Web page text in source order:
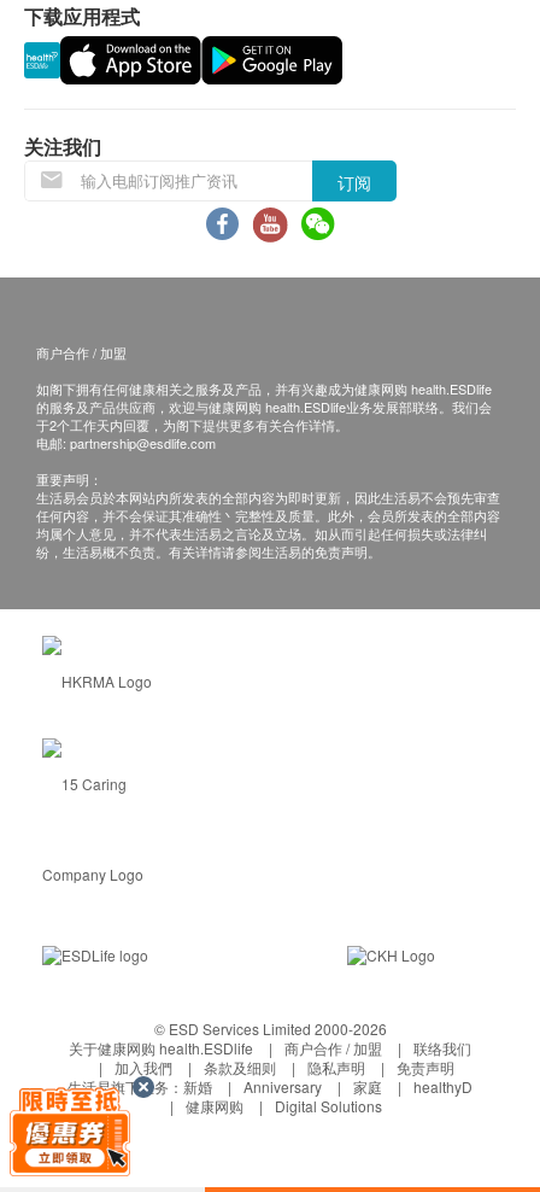
下载应用程式
关注我们
订阅
商户合作 / 加盟
如阁下拥有任何健康相关之服务及产品，并有兴趣成为健康网购 health.ESDlife
的服务及产品供应商，欢迎与健康网购 health.ESDlife业务发展部联络。我们会
于2个工作天内回覆，为阁下提供更多有关合作详情。
电邮: partnership@esdlife.com
重要声明：
生活易会员於本网站内所发表的全部内容为即时更新，因此生活易不会预先审查
任何内容，并不会保证其准确性丶完整性及质量。此外，会员所发表的全部内容
均属个人意见，并不代表生活易之言论及立场。如从而引起任何损失或法律纠
纷，生活易概不负责。有关详情请参阅生活易的免责声明。
© ESD Services Limited 2000-2026
关于健康网购 health.ESDlife
商户合作 / 加盟
联络我们
加入我們
条款及细则 隐私声明
免责声明
生活易旗下业务： 新婚 Anniversary 家庭
healthyD
健康网购
Digital Solutions